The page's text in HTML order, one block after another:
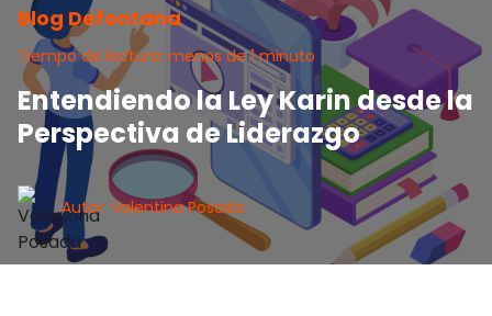
Blog Defontana
Tiempo de lectura: menos de 1 minuto
Entendiendo la Ley Karin desde la
Perspectiva de Liderazgo
Autor: Valentina Posada